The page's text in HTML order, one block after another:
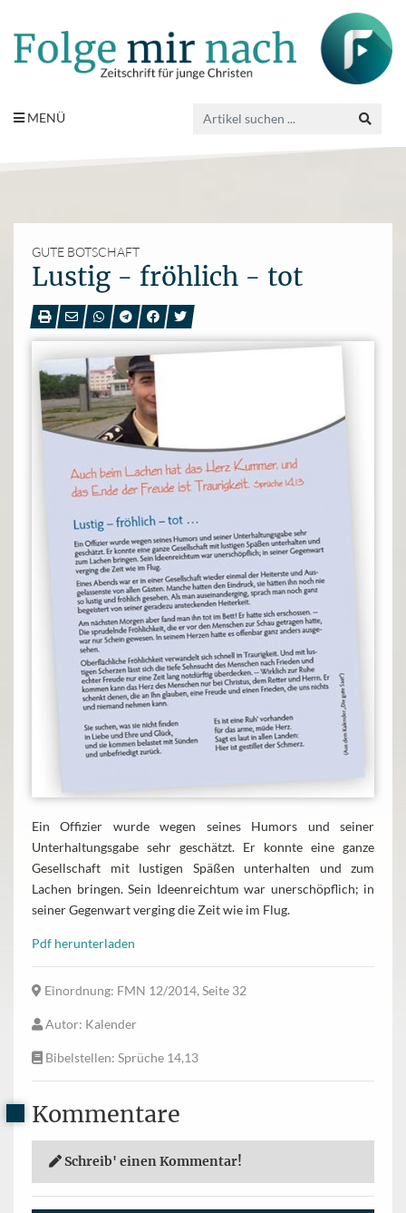
MENÜ
GUTE BOTSCHAFT
Lustig - fröhlich - tot
Ein Offizier wurde wegen seines Humors und seiner
Unterhaltungsgabe sehr geschätzt. Er konnte eine ganze
Gesellschaft mit lustigen Späßen unterhalten und zum
Lachen bringen. Sein Ideenreichtum war unerschöpflich; in
seiner Gegenwart verging die Zeit wie im Flug.
Pdf herunterladen
Einordnung: FMN 12/2014, Seite 32
Autor: Kalender
Bibelstellen: Sprüche 14,13
Kommentare
Schreib' einen Kommentar!